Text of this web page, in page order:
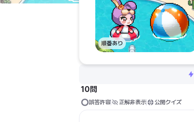
順番あり
10問
誤答許容 正解非表示 公開クイズ